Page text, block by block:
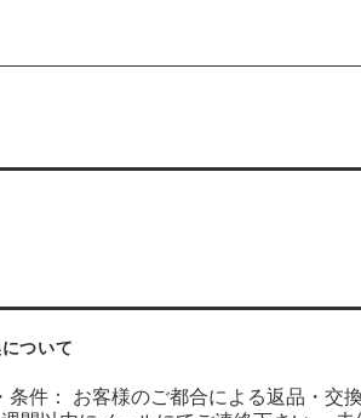
ついて
条件： お客様のご都合による返品・交